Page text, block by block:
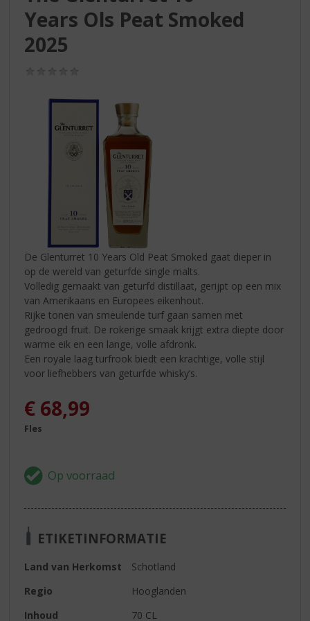
Years Ols Peat Smoked
2025
De Glenturret 10 Years Old Peat Smoked gaat dieper in
op de wereld van geturfde single malts.
Volledig gemaakt van geturfd distillaat, gerijpt op een mix
van Amerikaans en Europees eikenhout.
Rijke tonen van smeulende turf gaan samen met
gedroogd fruit. De rokerige smaak krijgt extra diepte door
warme eik en een lange, volle afdronk.
Een royale laag turfrook biedt een krachtige, volle stijl
voor liefhebbers van geturfde whisky’s.
€ 68,99
Fles
ETIKETINFORMATIE
Land van Herkomst
Schotland
Regio
Hooglanden
Inhoud
70 CL